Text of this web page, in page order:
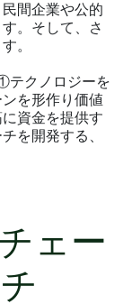
間企業や公的
。そして、さ
。
テクノロジーを
を形作り価値
資金を提供す
を開発する、
ェー